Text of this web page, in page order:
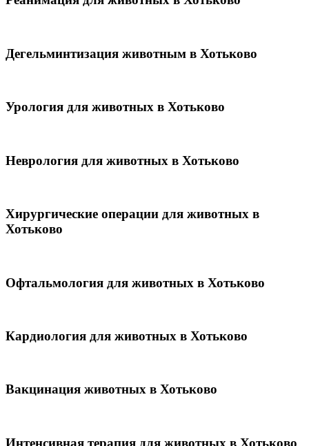
Дегельминтизация животным в Хотьково
Урология для животных в Хотьково
Неврология для животных в Хотьково
Хирургические операции для животных в
Хотьково
Офтальмология для животных в Хотьково
Кардиология для животных в Хотьково
Вакцинация животных в Хотьково
Интенсивная терапия для животных в Хотьково